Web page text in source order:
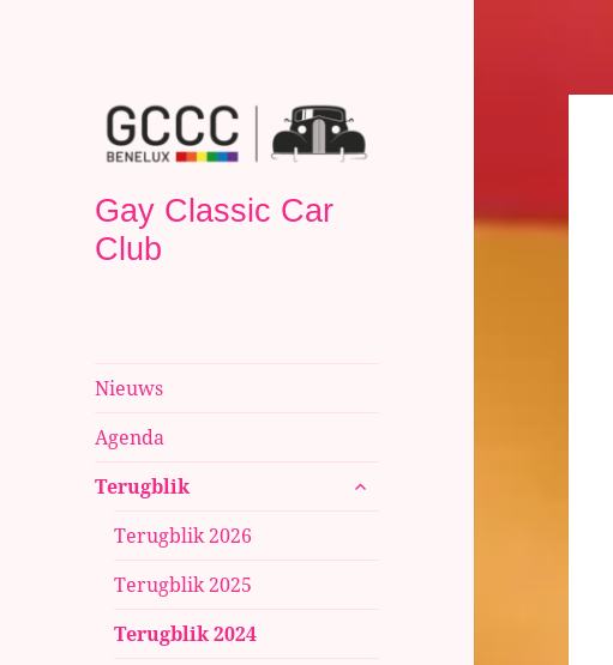
Gay Classic Car
Club
Nieuws
Agenda
Terugblik
submenu
Terugblik 2026
Terugblik 2025
Terugblik 2024